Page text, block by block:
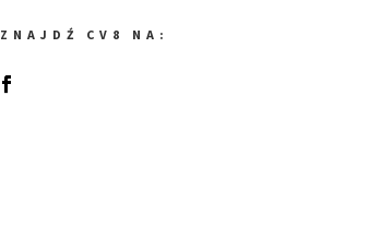
ZNAJDŹ CV8 NA: